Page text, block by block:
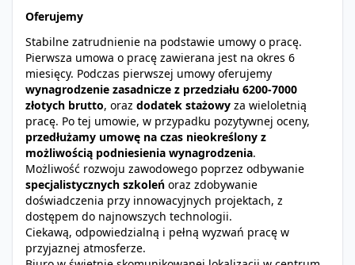
Oferujemy
Stabilne zatrudnienie na podstawie umowy o pracę.
Pierwsza umowa o pracę zawierana jest na okres 6
miesięcy. Podczas pierwszej umowy oferujemy
wynagrodzenie zasadnicze z przedziału 6200-7000
złotych brutto, oraz dodatek stażowy za wieloletnią
pracę. Po tej umowie, w przypadku pozytywnej oceny,
przedłużamy umowę na czas nieokreślony z
możliwością podniesienia wynagrodzenia.
Możliwość rozwoju zawodowego poprzez odbywanie
specjalistycznych szkoleń oraz zdobywanie
doświadczenia przy innowacyjnych projektach, z
dostępem do najnowszych technologii.
Ciekawą, odpowiedzialną i pełną wyzwań pracę w
przyjaznej atmosferze.